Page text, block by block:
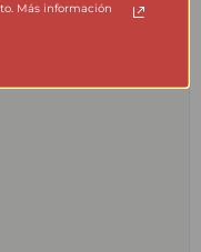
Más información